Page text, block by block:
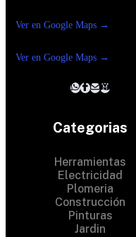
Ver en Google Maps →
Ver en Google Maps →
Categorias
Herramientas
Electricidad
Plomeria
Construcción
Pinturas
Jardin